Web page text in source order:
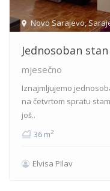
Novo Sarajevo,
Jednosoban
mjesečno
Iznajmljujemo
na četvrtom spratu
još..
36 m2
Elvisa Pilav